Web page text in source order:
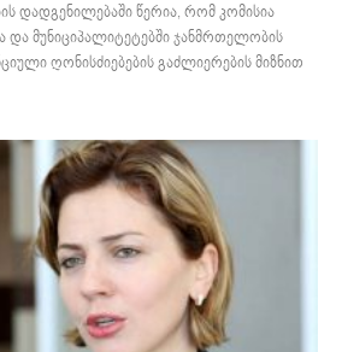
დადგენილებაში წერია, რომ კომისია
მუნიციპალიტეტებში ჯანმრთელობის
ღონისძიებების გაძლიერების მიზნით